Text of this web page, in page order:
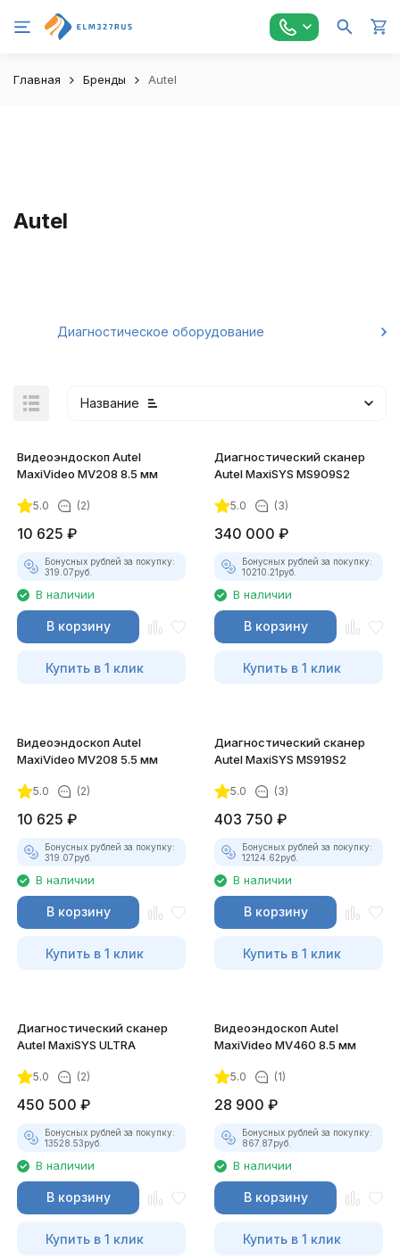
Главная Бренды Autel
Autel
Диагностическое оборудование
Название
Видеоэндоскоп Autel
MaxiVideo MV208 8.5 мм
5.0 (2)
10 625 ₽
Бонусных рублей за покупку:
319.07руб.
В наличии
В корзину
Купить в 1 клик
Диагностический сканер
Autel MaxiSYS MS909S2
5.0 (3)
340 000 ₽
Бонусных рублей за покупку:
10210.21руб.
В наличии
В корзину
Купить в 1 клик
Видеоэндоскоп Autel
MaxiVideo MV208 5.5 мм
5.0 (2)
10 625 ₽
Бонусных рублей за покупку:
319.07руб.
В наличии
В корзину
Купить в 1 клик
Диагностический сканер
Autel MaxiSYS MS919S2
5.0 (3)
403 750 ₽
Бонусных рублей за покупку:
12124.62руб.
В наличии
В корзину
Купить в 1 клик
Диагностический сканер
Autel MaxiSYS ULTRA
5.0 (2)
450 500 ₽
Бонусных рублей за покупку:
13528.53руб.
В наличии
В корзину
Купить в 1 клик
Видеоэндоскоп Autel
MaxiVideo MV460 8.5 мм
5.0 (1)
28 900 ₽
Бонусных рублей за покупку:
867.87руб.
В наличии
В корзину
Купить в 1 клик